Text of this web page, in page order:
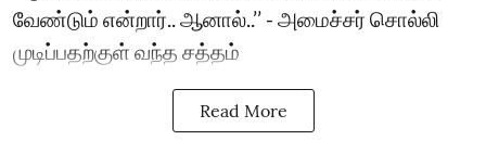
வேண்டும் என்றார்.. ஆனால்..’’ - அமைச்சர் சொல்லி
முடிப்பதற்குள் வந்த சத்தம்
Read More